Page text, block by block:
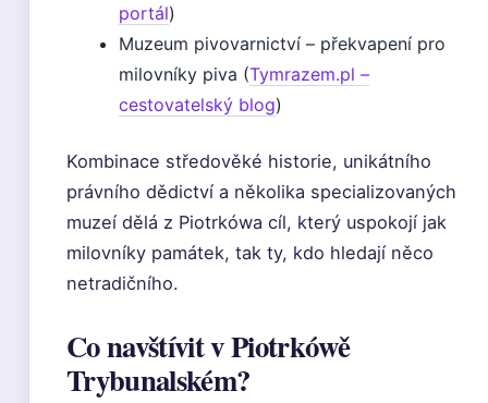
portál)
Muzeum pivovarnictví – překvapení pro
milovníky piva (Tymrazem.pl –
cestovatelský blog)
Kombinace středověké historie, unikátního
právního dědictví a několika specializovaných
muzeí dělá z Piotrkówa cíl, který uspokojí jak
milovníky památek, tak ty, kdo hledají něco
netradičního.
Co navštívit v Piotrkówě
Trybunalském?